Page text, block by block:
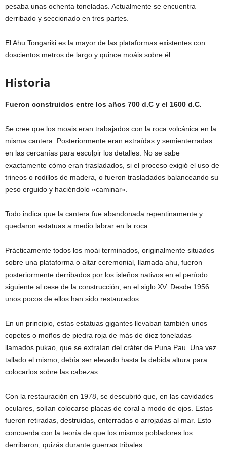
pesaba unas ochenta toneladas. Actualmente se encuentra
derribado y seccionado en tres partes.
El Ahu Tongariki es la mayor de las plataformas existentes con
doscientos metros de largo y quince moáis sobre él.
Historia
Fueron construidos entre los años 700 d.C y el 1600 d.C.
Se cree que los moais eran trabajados con la roca volcánica en la
misma cantera. Posteriormente eran extraídas y semienterradas
en las cercanías para esculpir los detalles. No se sabe
exactamente cómo eran trasladados, si el proceso exigió el uso de
trineos o rodillos de madera, o fueron trasladados balanceando su
peso erguido y haciéndolo «caminar».
Todo indica que la cantera fue abandonada repentinamente y
quedaron estatuas a medio labrar en la roca.
Prácticamente todos los moái terminados, originalmente situados
sobre una plataforma o altar ceremonial, llamada ahu, fueron
posteriormente derribados por los isleños nativos en el período
siguiente al cese de la construcción, en el siglo XV. Desde 1956
unos pocos de ellos han sido restaurados.
En un principio, estas estatuas gigantes llevaban también unos
copetes o moños de piedra roja de más de diez toneladas
llamados pukao, que se extraían del cráter de Puna Pau. Una vez
tallado el mismo, debía ser elevado hasta la debida altura para
colocarlos sobre las cabezas.
Con la restauración en 1978, se descubrió que, en las cavidades
oculares, solían colocarse placas de coral a modo de ojos. Estas
fueron retiradas, destruidas, enterradas o arrojadas al mar. Esto
concuerda con la teoría de que los mismos pobladores los
derribaron, quizás durante guerras tribales.